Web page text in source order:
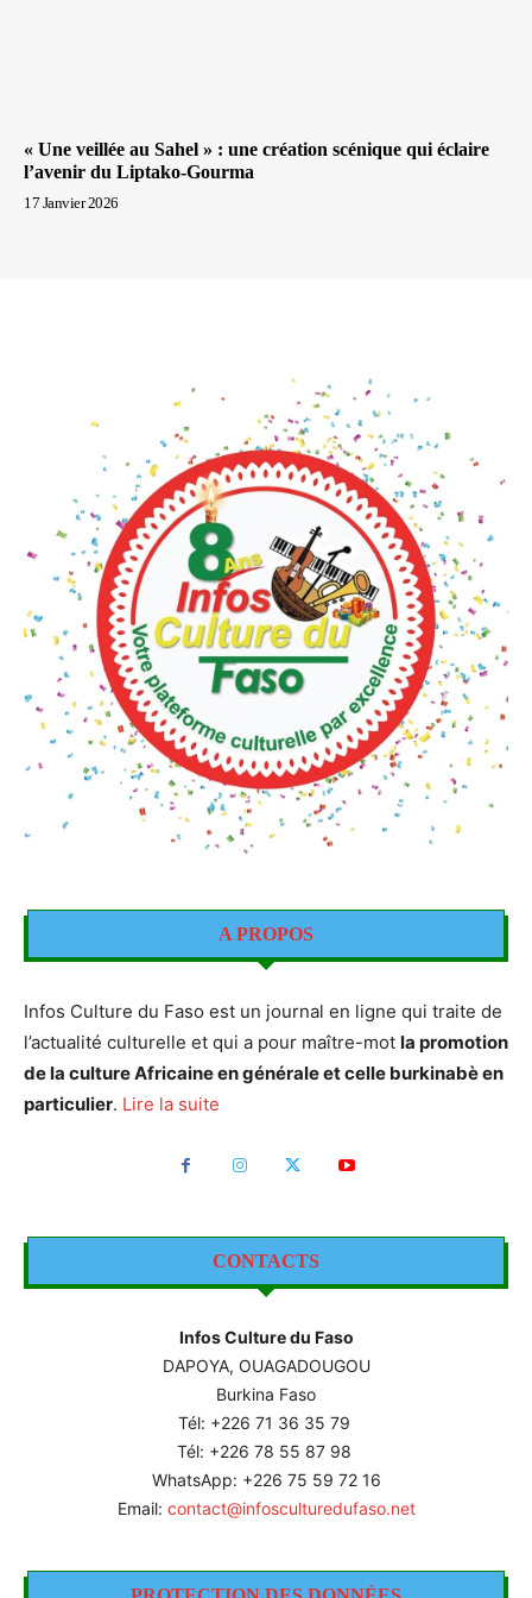
« Une veillée au Sahel » : une création scénique qui éclaire
l’avenir du Liptako-Gourma
17 Janvier 2026
A PROPOS
Infos Culture du Faso est un journal en ligne qui traite de
l’actualité culturelle et qui a pour maître-mot la promotion
de la culture Africaine en générale et celle burkinabè en
particulier. Lire la suite
CONTACTS
Infos Culture du Faso
DAPOYA, OUAGADOUGOU
Burkina Faso
Tél: +226 71 36 35 79
Tél: +226 78 55 87 98
WhatsApp: +226 75 59 72 16
Email: contact@infosculturedufaso.net